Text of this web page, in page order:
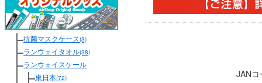
抗菌マスクケース(3)
ランウェイタオル(38)
ランウェイスケール
東日本(72) JAN